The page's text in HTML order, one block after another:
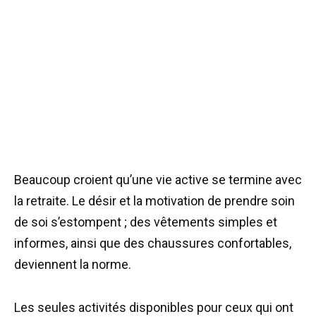
Beaucoup croient qu’une vie active se termine avec
la retraite. Le désir et la motivation de prendre soin
de soi s’estompent ; des vêtements simples et
informes, ainsi que des chaussures confortables,
deviennent la norme.
Les seules activités disponibles pour ceux qui ont